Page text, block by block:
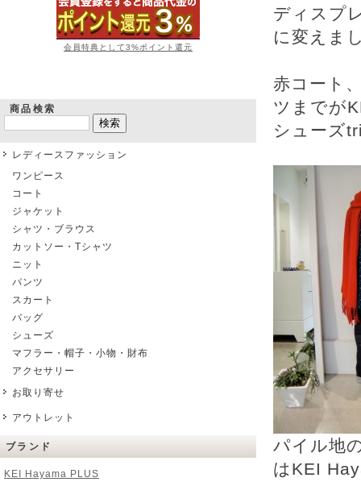
会員特典として3%ポイント還元
商品検索
レディースファッション
ワンピース
コート
ジャケット
シャツ・ブラウス
カットソー・Tシャツ
ニット
パンツ
スカート
バッグ
シューズ
マフラー・帽子・小物・財布
アクセサリー
お取り寄せ
アウトレット
ブランド
KEI Hayama PLUS
ディスプ
に変えま
赤コート
ツまでが
シューズ
パイル地
はKEI